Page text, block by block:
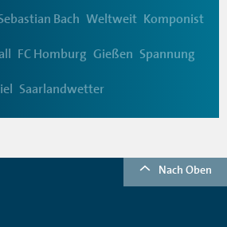
Bach Weltweit Komponist
FC Homburg Gießen Spannung
Saarlandwetter
Nach Oben